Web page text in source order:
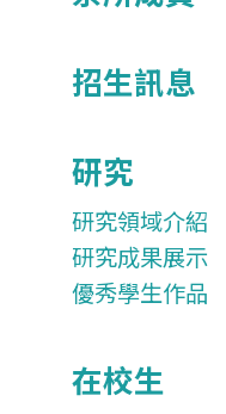
招生訊息
研究
研究領域介紹
研究成果展示
優秀學生作品
在校生